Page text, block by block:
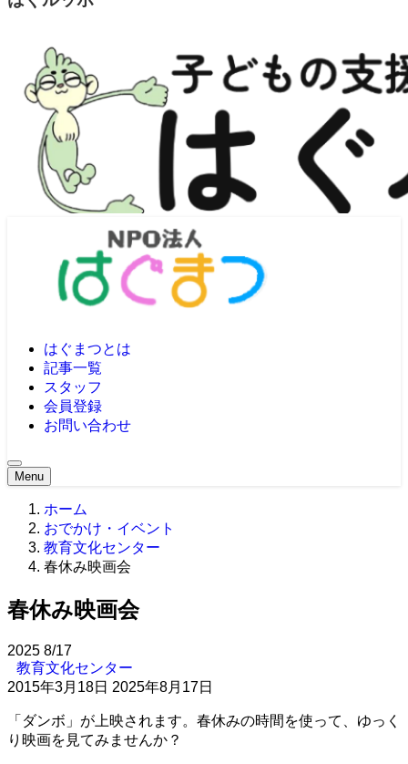
はぐまつとは
記事一覧
スタッフ
会員登録
お問い合わせ
Menu
ホーム
おでかけ・イベント
教育文化センター
春休み映画会
春休み映画会
2025 8/17
教育文化センター
2015年3月18日 2025年8月17日
「ダンボ」が上映されます。春休みの時間を使って、ゆっく
り映画を見てみませんか？